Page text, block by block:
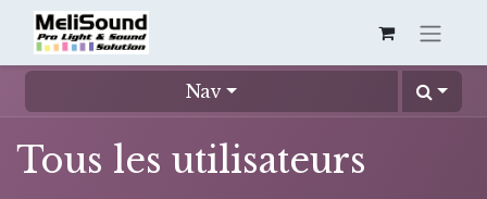
Nav
Tous les utilisateurs